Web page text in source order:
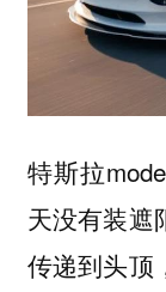
特斯拉
天没有装遮
传递到头顶